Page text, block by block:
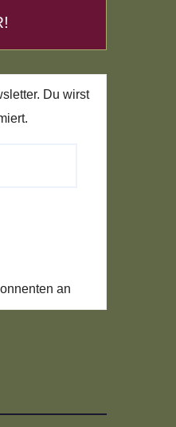
Du wirst
an